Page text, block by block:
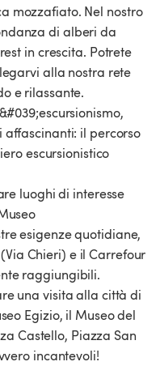
mozzafiato. Nel nostro
di alberi da
in crescita. Potrete
alla nostra rete
e rilassante.
il percorso
escursionistico
luoghi di interesse
esigenze quotidiane,
Chieri) e il Carrefour
raggiungibili​​​​.
una visita alla città di
Egizio, il Museo del
Castello, Piazza San
incantevoli!